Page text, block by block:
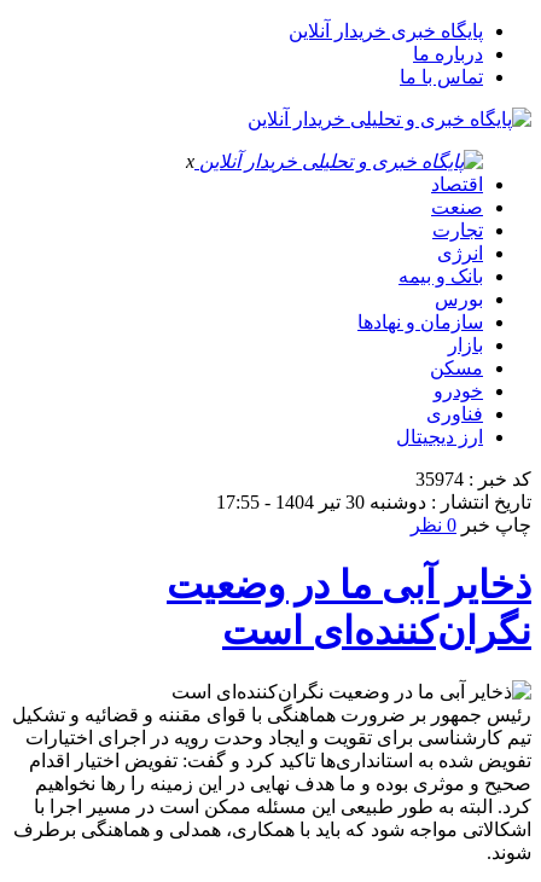
پایگاه خبری خریدار آنلاین
درباره ما
تماس با ما
x
اقتصاد
صنعت
تجارت
انرژی
بانک و بیمه
بورس
سازمان و نهادها
بازار
مسکن
خودرو
فناوری
ارز دیجیتال
کد خبر : 35974
تاریخ انتشار : دوشنبه 30 تیر 1404 - 17:55
چاپ خبر 0 نظر
ذخایر آبی ما در وضعیت
نگران‌کننده‌ای است
رئیس جمهور بر ضرورت هماهنگی با قوای مقننه و قضائیه و تشکیل
تیم کارشناسی برای تقویت و ایجاد وحدت رویه در اجرای اختیارات
تفویض شده به استانداری‌ها تاکید کرد و گفت: تفویض اختیار اقدام
صحیح و موثری بوده و ما هدف نهایی در این زمینه را رها نخواهیم
کرد. البته به طور طبیعی این مسئله ممکن است در مسیر اجرا با
اشکالاتی مواجه شود که باید با همکاری، همدلی و هماهنگی برطرف
شوند.